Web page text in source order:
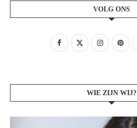
VOLG ONS
WIE ZIJN WIJ?